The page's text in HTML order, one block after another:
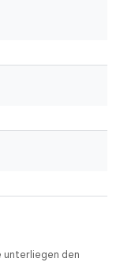
unterliegen den